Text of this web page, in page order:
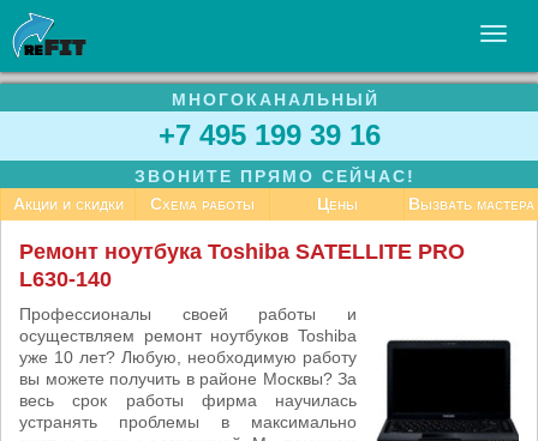
УСЛУГИ
БИЗНЕСУ
СТАТЬИ
МНОГОКАНАЛЬНЫЙ
+7 495 199 39 16
ЗВОНИТЕ ПРЯМО СЕЙЧАС!
Акции и скидки
Схема работы Цены Вызвать мастера
Ремонт ноутбука Toshiba SATELLITE PRO
L630-140
Профессионалы своей работы и
осуществляем ремонт ноутбуков Toshiba
уже 10 лет? Любую, необходимую работу
вы можете получить в районе Москвы? За
весь срок работы фирма научилась
устранять проблемы в максимально